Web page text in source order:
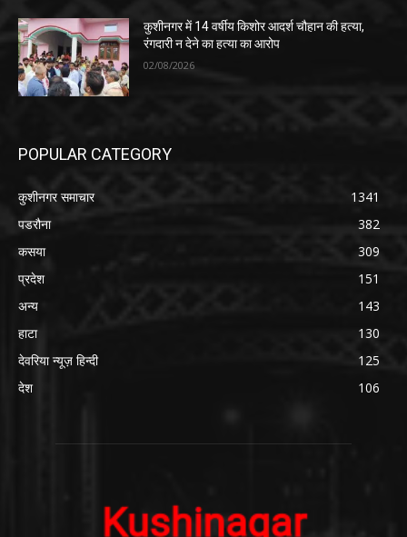
कुशीनगर में 14 वर्षीय किशोर आदर्श चौहान की हत्या,
रंगदारी न देने का हत्या का आरोप
02/08/2026
POPULAR CATEGORY
कुशीनगर समाचार
1341
पडरौना
382
कसया
309
प्रदेश
151
अन्य
143
हाटा
130
देवरिया न्यूज़ हिन्दी
125
देश
106